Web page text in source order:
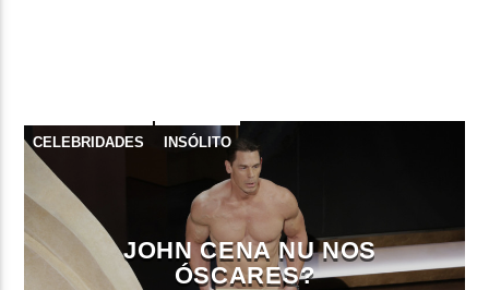
FAIXA ATUAL
TÍTULO
ARTISTA
CELEBRIDADES INSÓLITO
JOHN CENA NU NOS
ÓSCARES?